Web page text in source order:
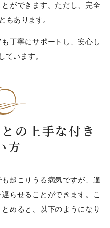
ができます。ただし、完全
もあります。
丁寧にサポートし、安心し
ています。
の上手な付き
方
起こりうる病気ですが、適
らせることができます。こ
めると、以下のようになり